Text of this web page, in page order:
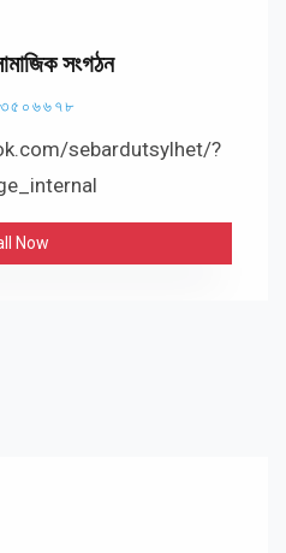
সংগঠন
sebardutsylhet/?
Now